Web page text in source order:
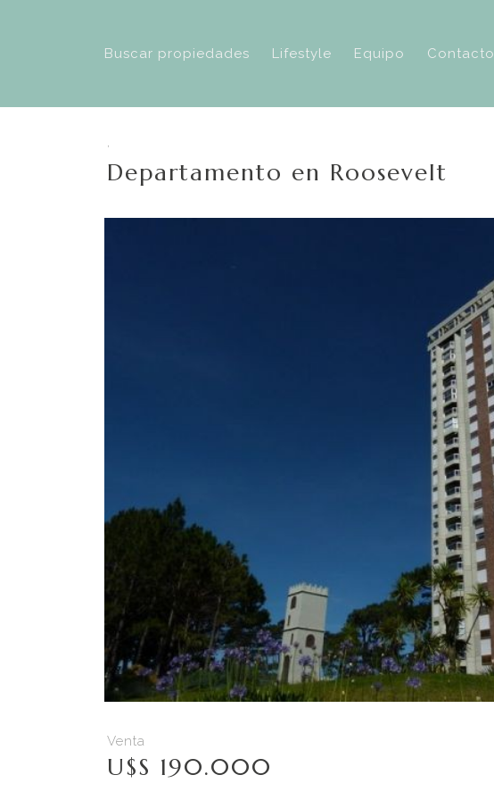
Buscar propiedades Lifestyle Equipo Contacto
,
Departamento en Roosevelt
Venta
U$S 190.000